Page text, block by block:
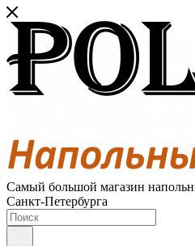
Самый большой магазин
Санкт-Петербурга